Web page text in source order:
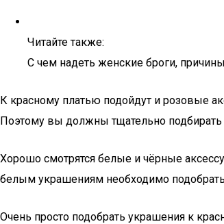
Читайте также:
С чем надеть женские броги,
К красному платью подойдут и розовые
Поэтому вы должны тщательно подбирать
Хорошо смотрятся белые и чёрные
белым украшениям необходимо
Очень просто подобрать украшения к